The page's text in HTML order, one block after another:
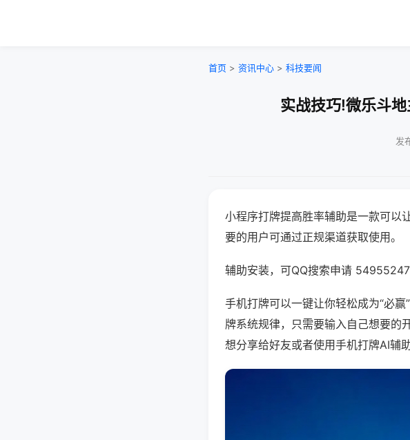
首页 > 资讯中心 > 科技要闻
实战技巧!微乐斗
发
小程序打牌提高胜率辅助是一款可以
要的用户可通过正规渠道获取使用。
辅助安装，可QQ搜索申请
手机打牌可以一键让你轻松成为“必
牌系统规律，只需要输入自己想要的
想分享给好友或者使用手机打牌AI辅